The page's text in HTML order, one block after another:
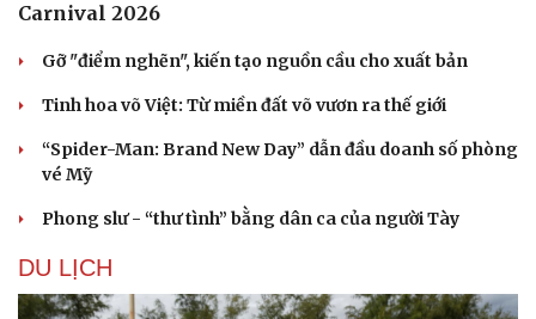
Văn hóa
Giải trí
Carnival 2026
Gỡ "điểm nghẽn", kiến tạo nguồn cầu cho xuất bản
Tinh hoa võ Việt: Từ miền đất võ vươn ra thế giới
“Spider-Man: Brand New Day” dẫn đầu doanh số phòng
vé Mỹ
Phong slư - “thư tình” bằng dân ca của người Tày
DU LỊCH